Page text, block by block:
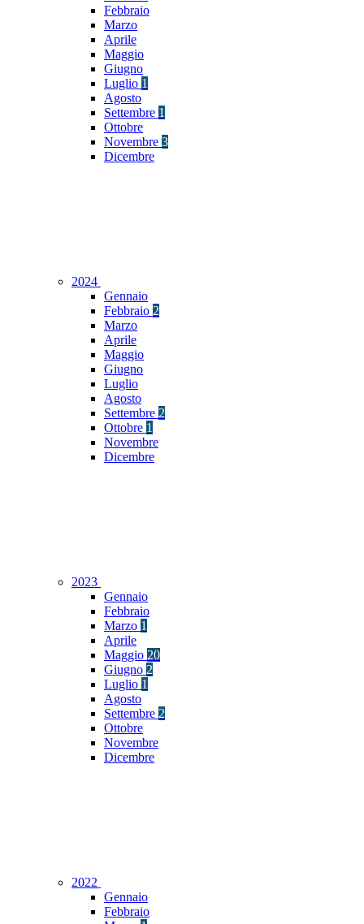
Febbraio
Marzo
Aprile
Maggio
Giugno
Luglio 1
Agosto
Settembre 1
Ottobre
Novembre 3
Dicembre
2024
Gennaio
Febbraio 2
Marzo
Aprile
Maggio
Giugno
Luglio
Agosto
Settembre 2
Ottobre 1
Novembre
Dicembre
2023
Gennaio
Febbraio
Marzo 1
Aprile
Maggio 20
Giugno 2
Luglio 1
Agosto
Settembre 2
Ottobre
Novembre
Dicembre
2022
Gennaio
Febbraio